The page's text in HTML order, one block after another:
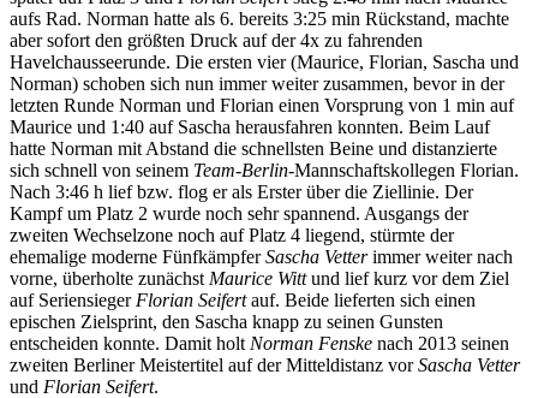
aufs Rad. Norman hatte als 6. bereits 3:25 min Rückstand, machte
aber sofort den größten Druck auf der 4x zu fahrenden
Havelchausseerunde. Die ersten vier (Maurice, Florian, Sascha und
Norman) schoben sich nun immer weiter zusammen, bevor in der
letzten Runde Norman und Florian einen Vorsprung von 1 min auf
Maurice und 1:40 auf Sascha herausfahren konnten. Beim Lauf
hatte Norman mit Abstand die schnellsten Beine und distanzierte
sich schnell von seinem Team-Berlin-Mannschaftskollegen Florian.
Nach 3:46 h lief bzw. flog er als Erster über die Ziellinie. Der
Kampf um Platz 2 wurde noch sehr spannend. Ausgangs der
zweiten Wechselzone noch auf Platz 4 liegend, stürmte der
ehemalige moderne FünfkämpferSascha Vetterimmer weiter nach
vorne, überholte zunächst Maurice Wittund lief kurz vor dem Ziel
auf Seriensieger Florian Seifertauf. Beide lieferten sich einen
epischen Zielsprint, den Sascha knapp zu seinen Gunsten
entscheiden konnte. Damit holt Norman Fenske nach 2013 seinen
zweiten Berliner Meistertitel auf der Mitteldistanz vorSascha Vetter
und Florian Seifert.